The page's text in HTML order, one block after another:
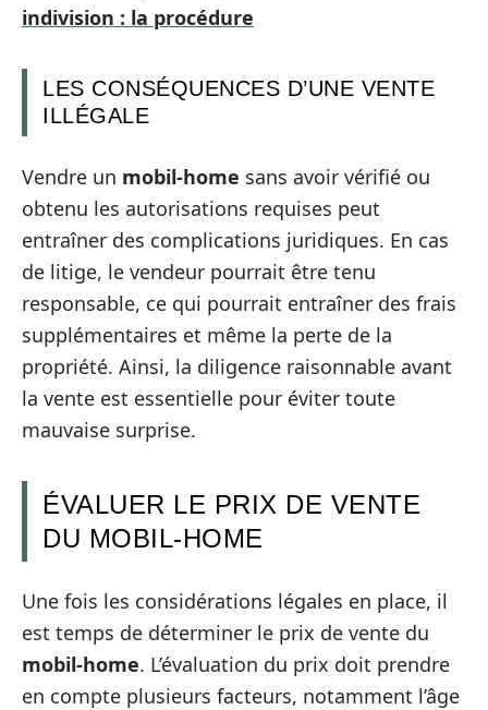
indivision : la procédure
LES CONSÉQUENCES D’UNE VENTE
ILLÉGALE
Vendre un mobil-home sans avoir vérifié ou
obtenu les autorisations requises peut
entraîner des complications juridiques. En cas
de litige, le vendeur pourrait être tenu
responsable, ce qui pourrait entraîner des frais
supplémentaires et même la perte de la
propriété. Ainsi, la diligence raisonnable avant
la vente est essentielle pour éviter toute
mauvaise surprise.
ÉVALUER LE PRIX DE VENTE
DU MOBIL-HOME
Une fois les considérations légales en place, il
est temps de déterminer le prix de vente du
mobil-home. L’évaluation du prix doit prendre
en compte plusieurs facteurs, notamment l’âge